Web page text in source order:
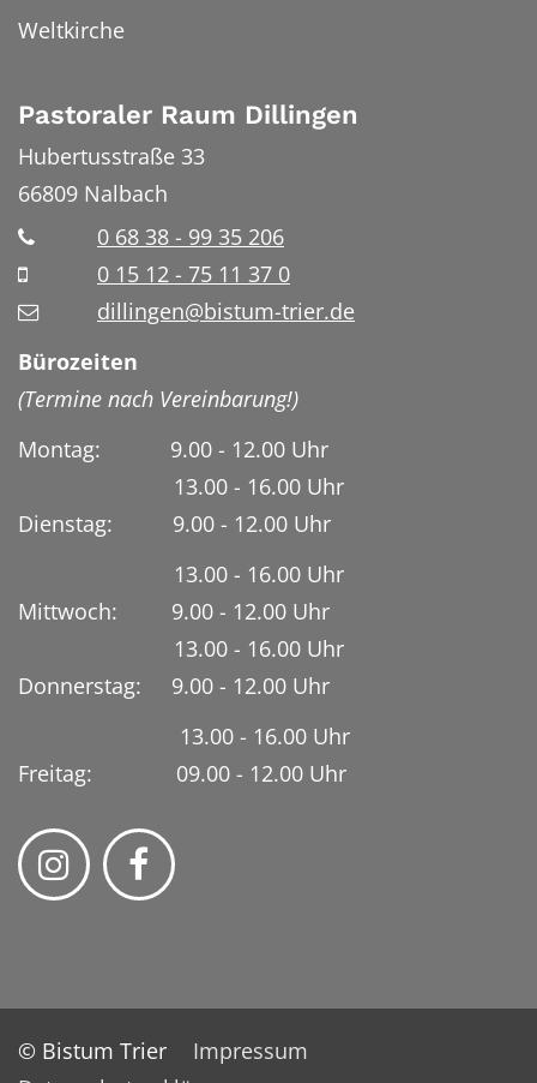
Weltkirche
Pastoraler Raum Dillingen
Hubertusstraße 33
66809 Nalbach
0 68 38 - 99 35 206
0 15 12 - 75 11 37 0
dillingen@bistum-trier.de
Bürozeiten
(Termine nach Vereinbarung!)
Montag: 9.00 - 12.00 Uhr
13.00 - 16.00 Uhr
Dienstag:
9.00 - 12.00 Uhr
13.00 - 16.00 Uhr
Mittwoch: 9.00 - 12.00 Uhr
13.00 - 16.00 Uhr
Donnerstag: 9.00 - 12.00 Uhr
13.00 - 16.00 Uhr
Freitag: 09.00 - 12.00 Uhr
© Bistum Trier
Impressum